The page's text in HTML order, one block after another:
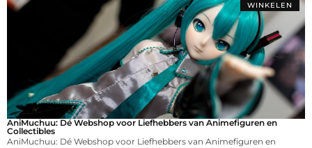
WINKELEN
AniMuchuu: Dé Webshop voor Liefhebbers van Animefiguren en
Collectibles
AniMuchuu: Dé Webshop voor Liefhebbers van Animefiguren en